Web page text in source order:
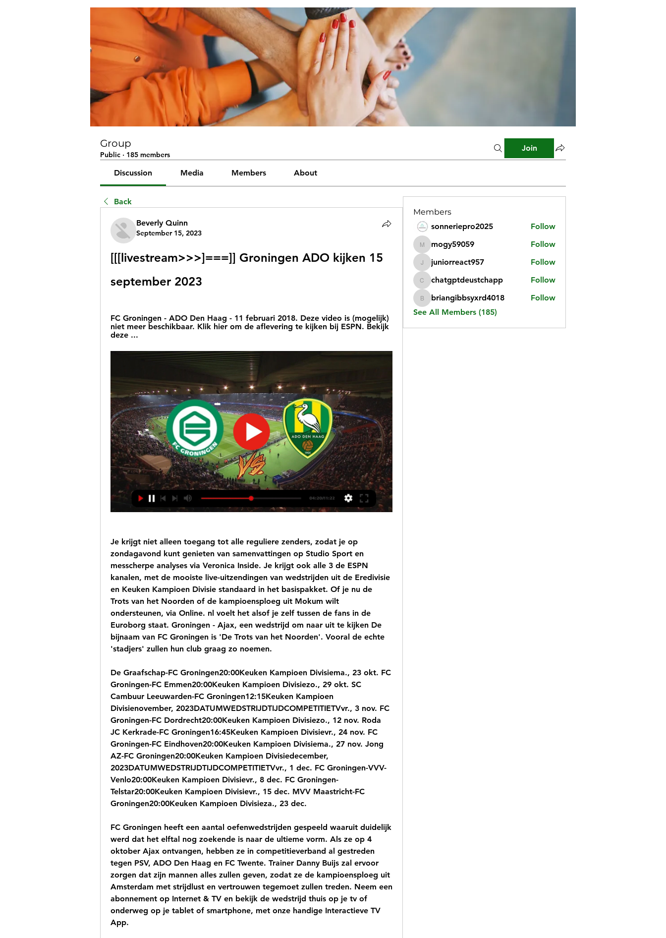
Group
Public · 185 members
Join
Discussion Media Members About
Back
Beverly Quinn
September 15, 2023
[[[livestream>>>]===]] Groningen ADO kijken 15
september 2023
FC Groningen - ADO Den Haag - 11 februari 2018. Deze video is (mogelijk)
niet meer beschikbaar. Klik hier om de aflevering te kijken bij ESPN. Bekijk
deze ...
Je krijgt niet alleen toegang tot alle reguliere zenders, zodat je op
zondagavond kunt genieten van samenvattingen op Studio Sport en
messcherpe analyses via Veronica Inside. Je krijgt ook alle 3 de ESPN
kanalen, met de mooiste live-uitzendingen van wedstrijden uit de Eredivisie
en Keuken Kampioen Divisie standaard in het basispakket. Of je nu de
Trots van het Noorden of de kampioensploeg uit Mokum wilt
ondersteunen, via Online. nl voelt het alsof je zelf tussen de fans in de
Euroborg staat. Groningen - Ajax, een wedstrijd om naar uit te kijken De
bijnaam van FC Groningen is 'De Trots van het Noorden'. Vooral de echte
'stadjers' zullen hun club graag zo noemen.
De Graafschap-FC Groningen20:00Keuken Kampioen Divisiema., 23 okt. FC
Groningen-FC Emmen20:00Keuken Kampioen Divisiezo., 29 okt. SC
Cambuur Leeuwarden-FC Groningen12:15Keuken Kampioen
Divisienovember, 2023DATUMWEDSTRIJDTIJDCOMPETITIETVvr., 3 nov. FC
Groningen-FC Dordrecht20:00Keuken Kampioen Divisiezo., 12 nov. Roda
JC Kerkrade-FC Groningen16:45Keuken Kampioen Divisievr., 24 nov. FC
Groningen-FC Eindhoven20:00Keuken Kampioen Divisiema., 27 nov. Jong
AZ-FC Groningen20:00Keuken Kampioen Divisiedecember,
2023DATUMWEDSTRIJDTIJDCOMPETITIETVvr., 1 dec. FC Groningen-VVV-
Venlo20:00Keuken Kampioen Divisievr., 8 dec. FC Groningen-
Telstar20:00Keuken Kampioen Divisievr., 15 dec. MVV Maastricht-FC
Groningen20:00Keuken Kampioen Divisieza., 23 dec.
FC Groningen heeft een aantal oefenwedstrijden gespeeld waaruit duidelijk
werd dat het elftal nog zoekende is naar de ultieme vorm. Als ze op 4
oktober Ajax ontvangen, hebben ze in competitieverband al gestreden
tegen PSV, ADO Den Haag en FC Twente. Trainer Danny Buijs zal ervoor
zorgen dat zijn mannen alles zullen geven, zodat ze de kampioensploeg uit
Amsterdam met strijdlust en vertrouwen tegemoet zullen treden. Neem een
abonnement op Internet & TV en bekijk de wedstrijd thuis op je tv of
onderweg op je tablet of smartphone, met onze handige Interactieve TV
App.
Members
sonneriepro2025
Follow
mogy59059
mogy59059 Follow
juniorreact957
juniorreact957 Follow
chatgptdeustchapp
chatgptdeustchapp Follow
briangibbsyxrd4018
briangibbsyxrd4018
Follow
See All Members (185)